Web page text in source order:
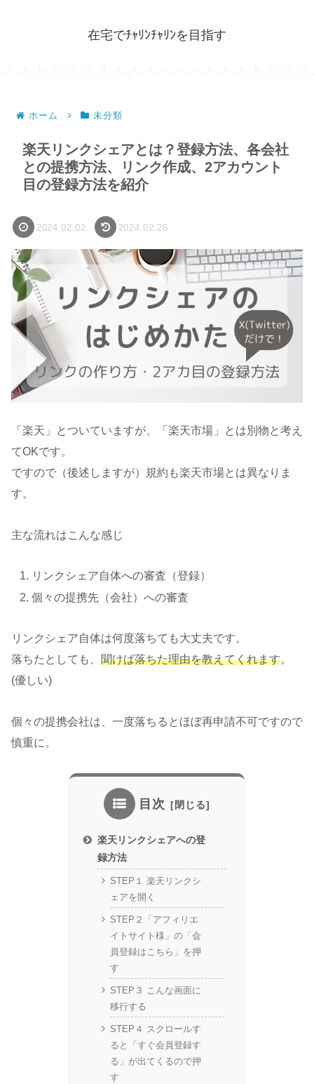
在宅でﾁｬﾘﾝﾁｬﾘﾝを目指す
ホーム 未分類
楽天リンクシェアとは？登録方法、各会社
との提携方法、リンク作成、2アカウント
目の登録方法を紹介
2024.02.02 2024.02.26
「楽天」とついていますが、「楽天市場」とは別物と考え
てOKです。
ですので（後述しますが）規約も楽天市場とは異なりま
す。
主な流れはこんな感じ
リンクシェア自体への審査（登録）
個々の提携先（会社）への審査
リンクシェア自体は何度落ちても大丈夫です。
落ちたとしても、 聞けば落ちた理由を教えてくれます。
(優しい)
個々の提携会社は、一度落ちるとほぼ再申請不可ですので
慎重に。
目次
楽天リンクシェアへの登
録方法
STEP１ 楽天リンクシ
ェアを開く
STEP２「アフィリエ
イトサイト様」の「会
員登録はこちら」を押
す
STEP３ こんな画面に
移行する
STEP４ スクロールす
ると「すぐ会員登録す
る」が出てくるので押
す